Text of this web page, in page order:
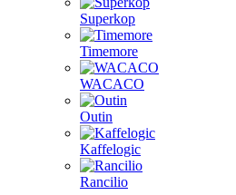
Superkop
Timemore
WACACO
Outin
Kaffelogic
Rancilio